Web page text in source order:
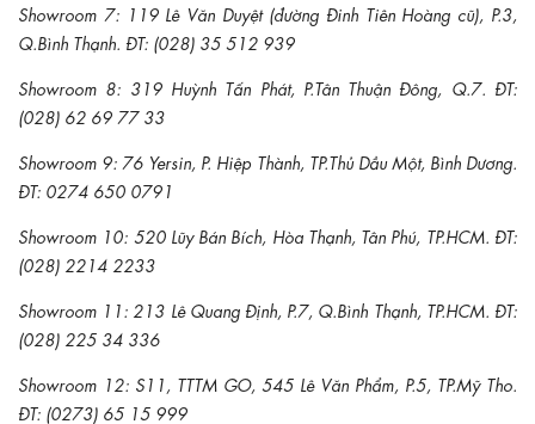
Showroom 7: 119 Lê Văn Duyệt (đường Đinh Tiên Hoàng cũ), P.3,
Q.Bình Thạnh. ĐT: (028) 35 512 939
Showroom 8: 319 Huỳnh Tấn Phát, P.Tân Thuận Đông, Q.7. ĐT:
(028) 62 69 77 33
Showroom 9: 76 Yersin, P. Hiệp Thành, TP.Thủ Dầu Một, Bình Dương.
ĐT: 0274 650 0791
Showroom 10: 520 Lũy Bán Bích, Hòa Thạnh, Tân Phú, TP.HCM. ĐT:
(028) 2214 2233
Showroom 11: 213 Lê Quang Định, P.7, Q.Bình Thạnh, TP.HCM. ĐT:
(028) 225 34 336
Showroom 12: S11, TTTM GO, 545 Lê Văn Phẩm, P.5, TP.Mỹ Tho.
ĐT: (0273) 65 15 999